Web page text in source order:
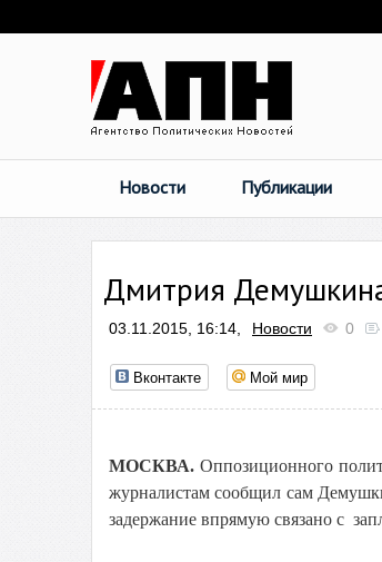
Новости Публикации
Дмитрия
03.11.2015, 16:14, Новости 0
Вконтакте Мой мир
МОСКВА.Оппозиционного
журналистам сообщил сам
задержание впрямую связано с